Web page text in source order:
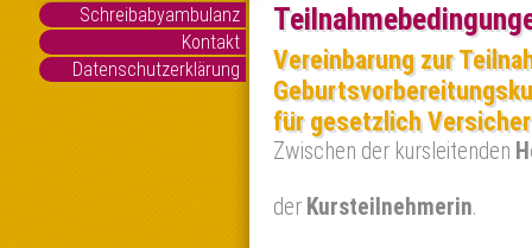
Schreibabyambulanz
Kontakt
Datenschutzerklärung
Vereinbarung zur
für gesetzlich
Zwischen der kursleitenden
der Kursteilnehmerin.